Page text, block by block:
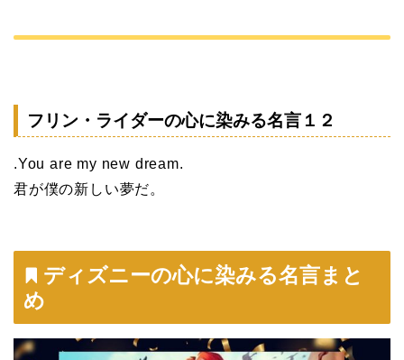
フリン・ライダーの心に染みる名言１２
.You are my new dream.
君が僕の新しい夢だ。
ディズニーの心に染みる名言まと
め